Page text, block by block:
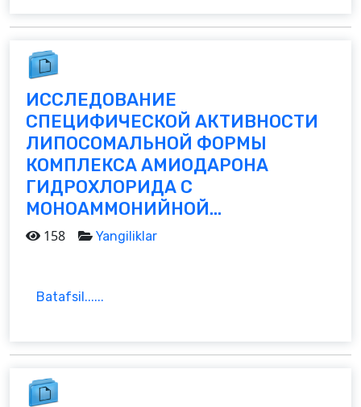
ИССЛЕДОВАНИЕ
СПЕЦИФИЧЕСКОЙ АКТИВНОСТИ
ЛИПОСОМАЛЬНОЙ ФОРМЫ
КОМПЛЕКСА АМИОДАРОНА
ГИДРОХЛОРИДА С
МОНОАММОНИЙНОЙ...
158 Yangiliklar
Batafsil......